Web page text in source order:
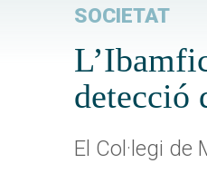
SOCIETAT
detecció
El Col·legi